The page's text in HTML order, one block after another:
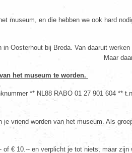
museum, en die hebben we ook hard
in Oosterhout bij Breda. Van daaruit
Maar
het museum te worden.
** NL88 RABO 01 27 901 604
vriend worden van het museum. Als
€ 10.-- en verplicht je tot niets, maar zijn